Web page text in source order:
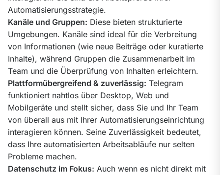
Kanäle und Gruppen: Diese bieten strukturierte
Umgebungen. Kanäle sind ideal für die Verbreitung
von Informationen (wie neue Beiträge oder kuratierte
Inhalte), während Gruppen die Zusammenarbeit im
Plattformübergreifend & zuverlässig: Telegram
funktioniert nahtlos über Desktop, Web und
Mobilgeräte und stellt sicher, dass Sie und Ihr Team
von überall aus mit Ihrer Automatisierungseinrichtung
interagieren können. Seine Zuverlässigkeit bedeutet,
dass Ihre automatisierten Arbeitsabläufe nur selten
Datenschutz im Fokus: Auch wenn es nicht direkt mit